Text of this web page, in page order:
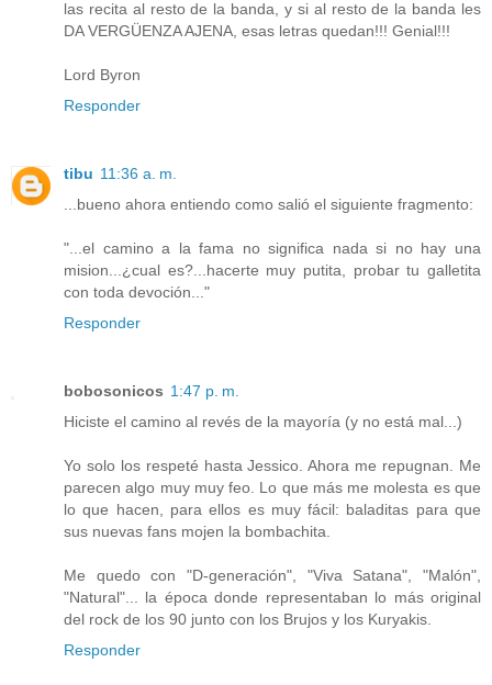
las recita al resto de la banda, y si al resto de la banda les
DA VERGÜENZA AJENA, esas letras quedan!!! Genial!!!
Lord Byron
Responder
tibu 11:36 a. m.
...bueno ahora entiendo como salió el siguiente fragmento:
"...el camino a la fama no significa nada si no hay una
mision...¿cual es?...hacerte muy putita, probar tu galletita
con toda devoción..."
Responder
bobosonicos 1:47 p. m.
Hiciste el camino al revés de la mayoría (y no está mal...)
Yo solo los respeté hasta Jessico. Ahora me repugnan. Me
parecen algo muy muy feo. Lo que más me molesta es que
lo que hacen, para ellos es muy fácil: baladitas para que
sus nuevas fans mojen la bombachita.
Me quedo con "D-generación", "Viva Satana", "Malón",
"Natural"... la época donde representaban lo más original
del rock de los 90 junto con los Brujos y los Kuryakis.
Responder